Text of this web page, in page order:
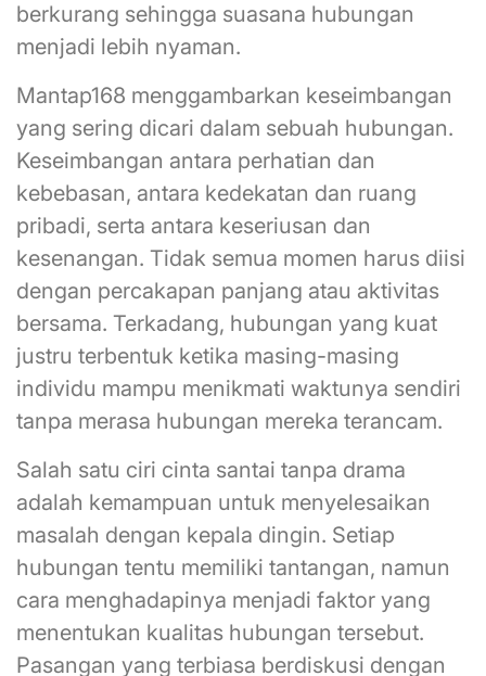
berkurang sehingga suasana hubungan
menjadi lebih nyaman.
Mantap168 menggambarkan keseimbangan
yang sering dicari dalam sebuah hubungan.
Keseimbangan antara perhatian dan
kebebasan, antara kedekatan dan ruang
pribadi, serta antara keseriusan dan
kesenangan. Tidak semua momen harus diisi
dengan percakapan panjang atau aktivitas
bersama. Terkadang, hubungan yang kuat
justru terbentuk ketika masing-masing
individu mampu menikmati waktunya sendiri
tanpa merasa hubungan mereka terancam.
Salah satu ciri cinta santai tanpa drama
adalah kemampuan untuk menyelesaikan
masalah dengan kepala dingin. Setiap
hubungan tentu memiliki tantangan, namun
cara menghadapinya menjadi faktor yang
menentukan kualitas hubungan tersebut.
Pasangan yang terbiasa berdiskusi dengan